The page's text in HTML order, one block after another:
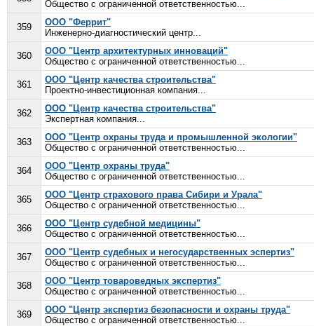
Общество с ограниченной ответственностью...
359
ООО "Феррит"
Инженерно-диагностический центр...
360
ООО "Центр архитектурных инноваций"
Общество с ограниченной ответственностью...
361
ООО "Центр качества строительства"
Проектно-инвестиционная компания...
362
ООО "Центр качества строительства"
Экспертная компания...
363
ООО "Центр охраны труда и промышленной экологии"
Общество с ограниченной ответственностью...
364
ООО "Центр охраны труда"
Общество с ограниченной ответственностью...
365
ООО "Центр страхового права Сибири и Урала"
Общество с ограниченной ответственностью...
366
ООО "Центр судебной медицины"
Общество с ограниченной ответственностью...
367
ООО "Центр судебных и негосударственных эспертиз"
Общество с ограниченной ответственностью...
368
ООО "Центр товароведных экспертиз"
Общество с ограниченной ответственностью...
369
ООО "Центр экспертиз безопасности и охраны труда"
Общество с ограниченной ответственностью...